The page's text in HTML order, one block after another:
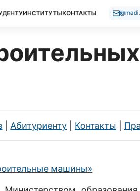
ИНСТИТУТЫКОНТАКТЫ
Абитуриенту Контакты
машины»